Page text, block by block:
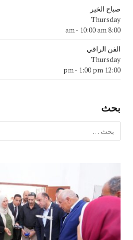
صباح الخير
Thursday
8:00 am
- 10:00 am
الفن الراقي
Thursday
12:00 pm
- 1:00 pm
بحث